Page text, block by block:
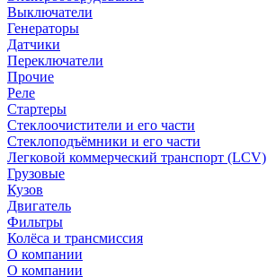
Выключатели
Генераторы
Датчики
Переключатели
Прочие
Реле
Стартеры
Стеклоочистители и его части
Стеклоподъёмники и его части
Легковой коммерческий транспорт (LCV)
Грузовые
Кузов
Двигатель
Фильтры
Колёса и трансмиссия
О компании
О компании